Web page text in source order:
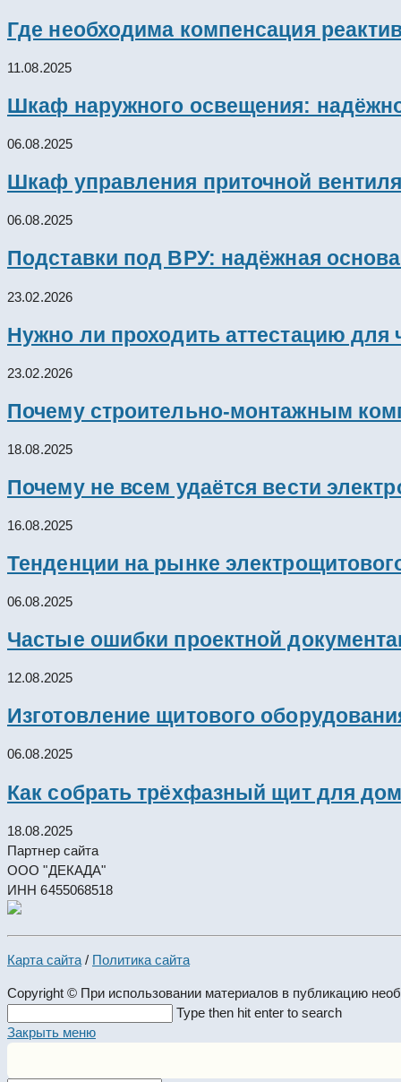
Где необходима компенсация
11.08.2025
Шкаф наружного освещения:
06.08.2025
Шкаф управления приточной
06.08.2025
Подставки под ВРУ: надёжная
23.02.2026
Нужно ли проходить аттестацию для
23.02.2026
Почему строительно-монтажным
18.08.2025
Почему не всем удаётся вести
16.08.2025
Тенденции на рынке
06.08.2025
Частые ошибки проектной
12.08.2025
Изготовление щитового
06.08.2025
Как собрать трёхфазный щит для
18.08.2025
Партнер сайта
ООО "ДЕКАДА"
ИНН 6455068518
Карта сайта / Политика сайта
Copyright © При использовании материалов в публикацию
this
Type then hit enter to search
Закрыть меню